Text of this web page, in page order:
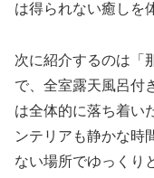
は得られない癒しを
次に紹介するのは「
で、全室露天風呂付
は全体的に落ち着い
ンテリアも静かな時
ない場所でゆっくり